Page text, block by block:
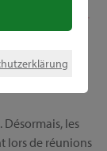
À TOUT
les
lors de réunions